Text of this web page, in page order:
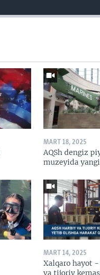
MART 18, 2025
AQSh dengiz
muzeyida
MART 14, 2025
Xalqaro hayot -
va tijoriy